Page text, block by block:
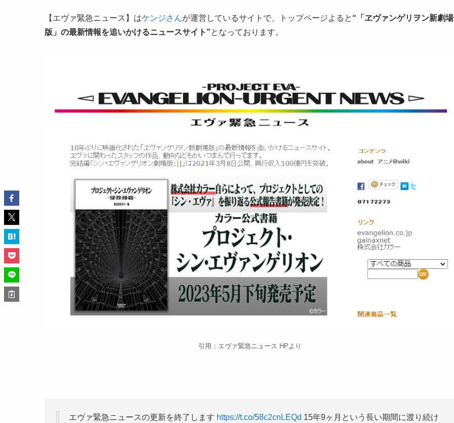
【エヴァ緊急ニュース】はケンジさんが運営しているサイトで、トップページよると “「ヱヴァンゲリヲン新劇場
版」の最新情報を追いかけるニュースサイト”となっております。
引用：エヴァ緊急ニュース HPより
エヴァ緊急ニュースの更新を終了します https://t.co/58c2cnLEQd 15年9ヶ月という長い期間に渡り続け